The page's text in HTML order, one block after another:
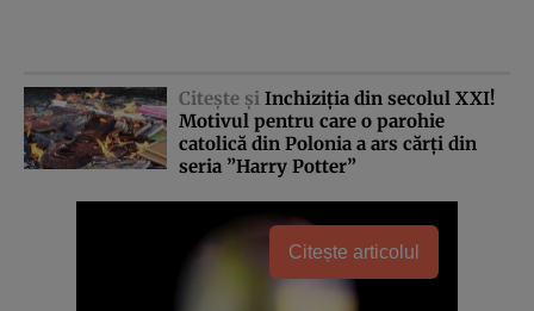
Citeşte şi Inchiziţia din secolul XXI!
Motivul pentru care o parohie
catolică din Polonia a ars cărţi din
seria ”Harry Potter”
Citește articolul